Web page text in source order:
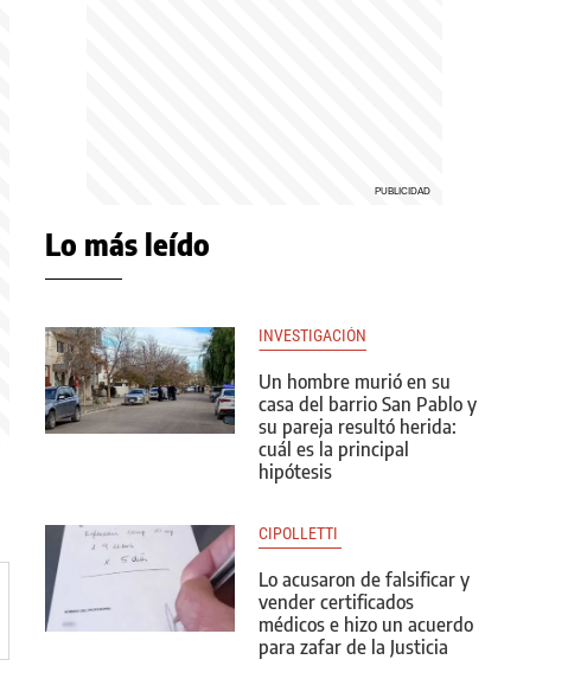
Lo más leído
INVESTIGACIÓN
Un hombre murió en su
casa del barrio San Pablo y
su pareja resultó herida:
cuál es la principal
hipótesis
CIPOLLETTI
Lo acusaron de falsificar y
vender certificados
médicos e hizo un acuerdo
para zafar de la Justicia